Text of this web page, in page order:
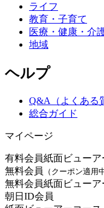
ライフ
教育・子育て
医療・健康・介
地域
ヘルプ
Q&A（よくある
総合ガイド
マイページ
有料会員紙面ビュー
無料会員
（クーポン適用
無料会員紙面ビュー
朝日ID会員